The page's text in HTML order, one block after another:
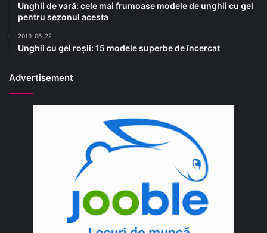
Unghii de vară: cele mai frumoase modele de unghii cu gel
pentru sezonul acesta
2019-06-22
Unghii cu gel roșii: 15 modele superbe de încercat
Advertisement